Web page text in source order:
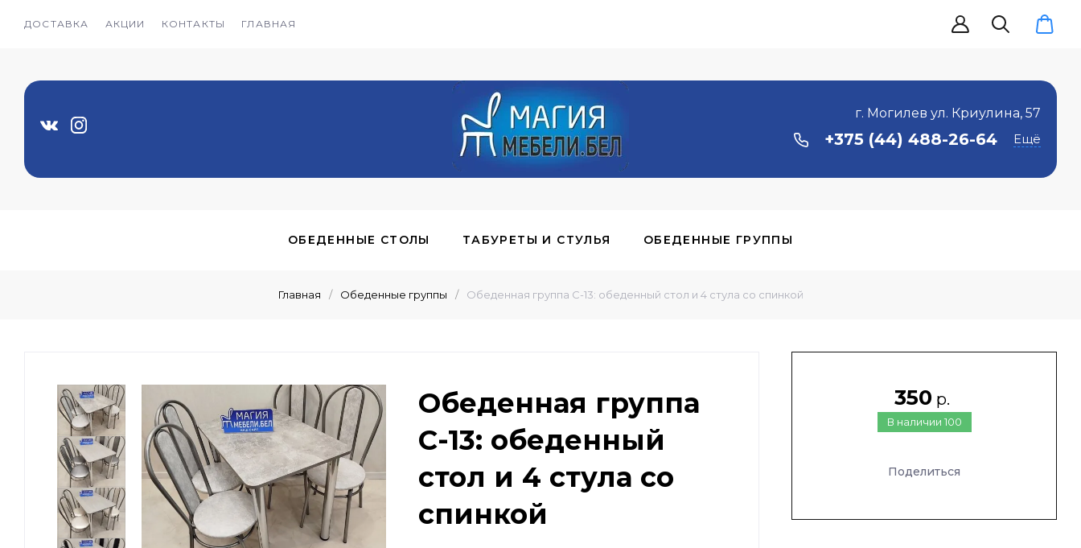
ДОСТАВКА АКЦИИ КОНТАКТЫ ГЛАВНАЯ
г. Могилев ул. Криулина, 57
+375 (44) 488-26-64 Ещё
ОБЕДЕННЫЕ СТОЛЫ ТАБУРЕТЫ И СТУЛЬЯ ОБЕДЕННЫЕ ГРУППЫ
Главная / Обеденные группы / Обеденная группа С-13: обеденный стол и 4 стула со спинкой
Обеденная группа
С-13: обеденный
стол и 4 стула со
спинкой
В наличии 100
350 р.
Поделиться